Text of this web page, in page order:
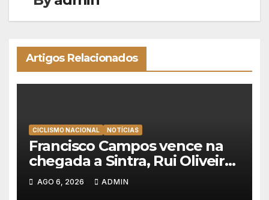
Artigos Relacionados
CICLISMO NACIONAL NOTÍCIAS
Francisco Campos vence na
chegada a Sintra, Rui Oliveira
veste de amarelo na Volta a
Portugal
AGO 6, 2026 ADMIN